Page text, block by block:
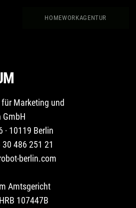
HOMEWORKAGENTUR
für Marketing und
· 10119 Berlin
486 251 21
berlin.com
Amtsgericht
107447B